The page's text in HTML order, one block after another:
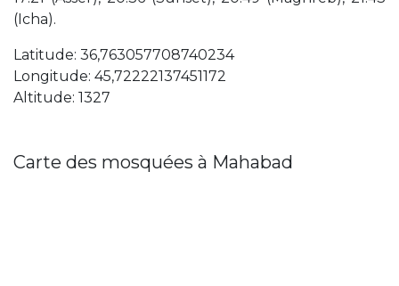
(Icha).
Latitude: 36,763057708740234
Longitude: 45,72222137451172
Altitude: 1327
Carte des mosquées à Mahabad